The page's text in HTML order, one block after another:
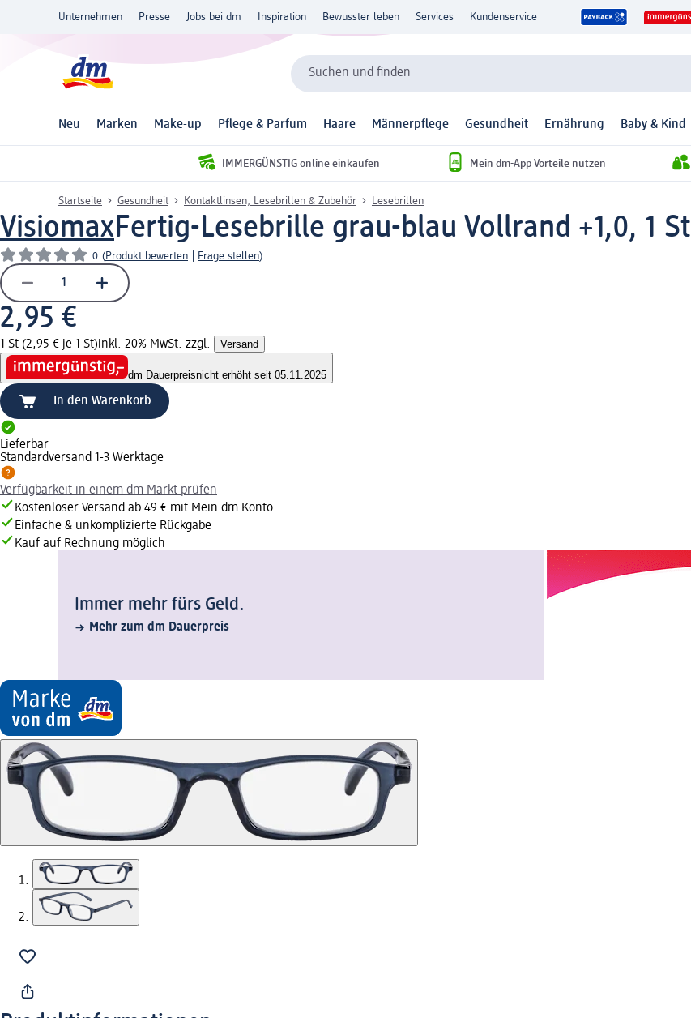
Unternehmen Presse Jobs bei dm Inspiration Bewusster leben Services Kundenservice
Suchen und finden
Neu Marken Make-up Pflege & Parfum Haare Männerpflege Gesundheit Ernährung Baby & Kind
IMMERGÜNSTIG online einkaufen Mein dm-App Vorteile nutzen
Startseite Gesundheit Kontaktlinsen, Lesebrillen & Zubehör Lesebrillen
VisiomaxFertig-Lesebrille grau-blau Vollrand +1,0, 1 St
0 (Produkt bewerten Frage stellen)
2,95 €
1 St (2,95 € je 1 St)inkl. 20% MwSt. zzgl. Versand
dm Dauerpreisnicht erhöht seit 05.11.2025
In den Warenkorb
Lieferbar
Standardversand 1-3 Werktage
Verfügbarkeit in einem dm Markt prüfen
Kostenloser Versand ab 49 € mit Mein dm Konto
Einfache & unkomplizierte Rückgabe
Kauf auf Rechnung möglich
Immer mehr fürs Geld.
Mehr zum dm Dauerpreis